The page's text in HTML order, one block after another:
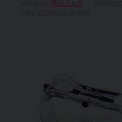
Výrobce:AMA S.p.A.